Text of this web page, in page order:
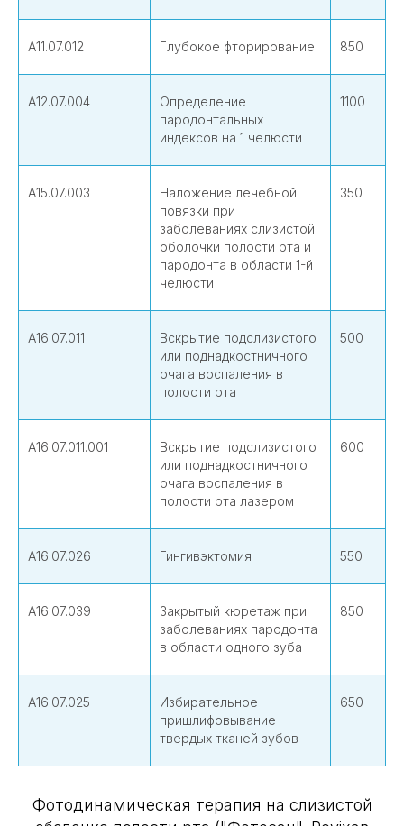
А11.07.012 Глубокое фторирование 850
А12.07.004
Определение
пародонтальных
индексов на 1 челюсти
1100
А15.07.003
Наложение лечебной
повязки при
заболеваниях слизистой
оболочки полости рта и
пародонта в области 1-й
челюсти
350
А16.07.011
Вскрытие подслизистого
или поднадкостничного
очага воспаления в
полости рта
500
А16.07.011.001
Вскрытие подслизистого
или поднадкостничного
очага воспаления в
полости рта лазером
600
А16.07.026 Гингивэктомия 550
А16.07.039
Закрытый кюретаж при
заболеваниях пародонта
в области одного зуба
850
А16.07.025
Избирательное
пришлифовывание
твердых тканей зубов
650
Фотодинамическая терапия на слизистой